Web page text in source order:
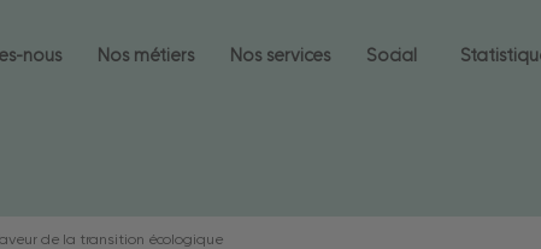
nous Nos métiers Nos services Social
de la transition écologique